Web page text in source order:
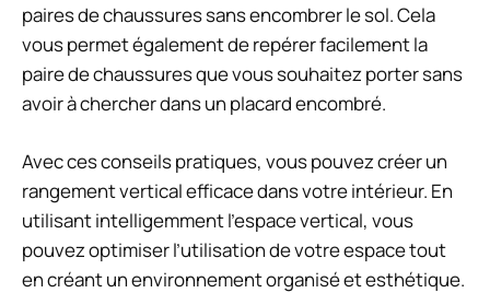
paires de chaussures sans encombrer le sol. Cela
vous permet également de repérer facilement la
paire de chaussures que vous souhaitez porter sans
avoir à chercher dans un placard encombré.
Avec ces conseils pratiques, vous pouvez créer un
rangement vertical efficace dans votre intérieur. En
utilisant intelligemment l’espace vertical, vous
pouvez optimiser l’utilisation de votre espace tout
en créant un environnement organisé et esthétique.